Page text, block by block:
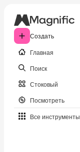
Создать
Главная
Поиск
Стоковый
Посмотреть
Все инструменты